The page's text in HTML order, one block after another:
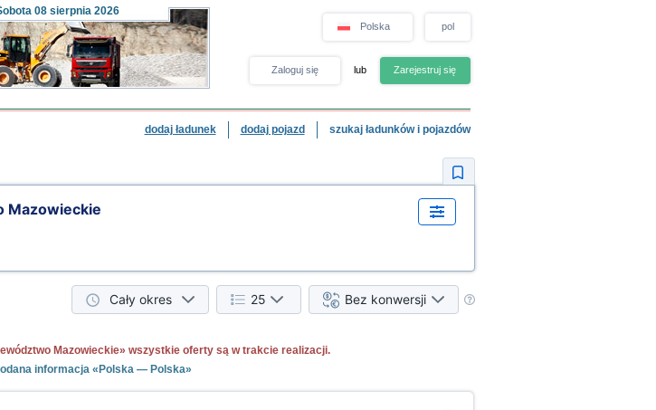
08 sierpnia 2026
Polska pol
Zaloguj się lub Zarejestruj się
dodaj ładunek dodaj pojazd szukaj ładunków i pojazdów
Mazowieckie
Cały okres 25 Bez konwersji
Mazowieckie» wszystkie oferty są w trakcie realizacji.
informacja «Polska — Polska»